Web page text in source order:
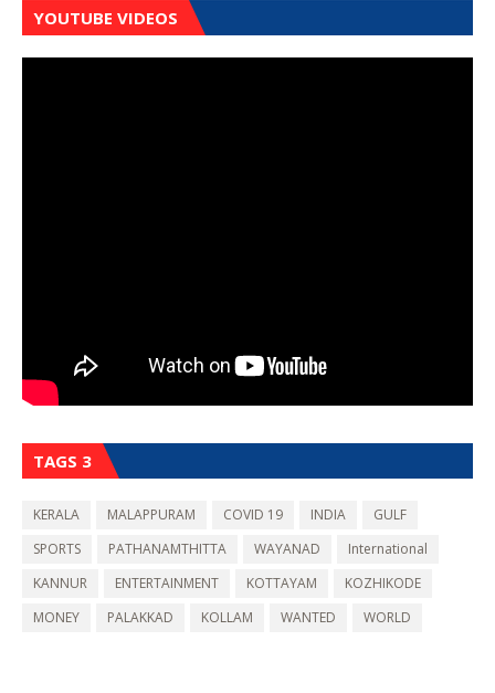
YOUTUBE VIDEOS
TAGS 3
KERALA MALAPPURAM COVID 19 INDIA
GULF
SPORTS
PATHANAMTHITTA WAYANAD
International
KANNUR
ENTERTAINMENT KOTTAYAM
KOZHIKODE
MONEY
PALAKKAD KOLLAM WANTED WORLD